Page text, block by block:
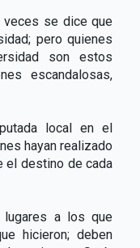
veces se dice que
pero quienes
son estos
escandalosas,
local en el
hayan realizado
el destino de cada
a los que
hicieron; deben